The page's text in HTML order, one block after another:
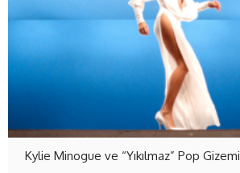
Kylie Minogue ve “Yıkılmaz” Pop Gizemi